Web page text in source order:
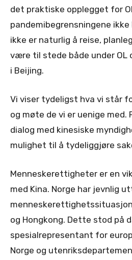
det praktiske opplegget for
pandemibegrensningene
ikke er naturlig å reise,
være til stede både under OL
i Beijing.
Vi viser tydeligst hva vi står
og møte de vi er uenige med.
dialog med kinesiske
mulighet til å tydeliggjøre
Menneskerettigheter er en
med Kina. Norge har jevnlig
og Hongkong. Dette stod på
spesialrepresentant for
Norge og